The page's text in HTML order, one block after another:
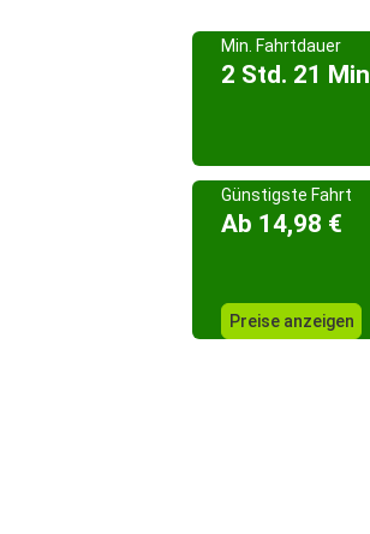
Min. Fahrtdauer
2 Std. 21 Min
Günstigste Fahrt
Ab 14,98 €
Preise anzeigen